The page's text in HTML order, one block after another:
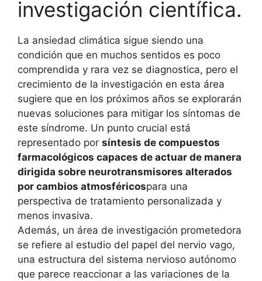
investigación científica.
La ansiedad climática sigue siendo una
condición que en muchos sentidos es poco
comprendida y rara vez se diagnostica, pero el
crecimiento de la investigación en esta área
sugiere que en los próximos años se explorarán
nuevas soluciones para mitigar los síntomas de
este síndrome. Un punto crucial está
representado por síntesis de compuestos
farmacológicos capaces de actuar de manera
dirigida sobre neurotransmisores alterados
por cambios atmosféricospara una
perspectiva de tratamiento personalizada y
menos invasiva.
Además, un área de investigación prometedora
se refiere al estudio del papel del nervio vago,
una estructura del sistema nervioso autónomo
que parece reaccionar a las variaciones de la